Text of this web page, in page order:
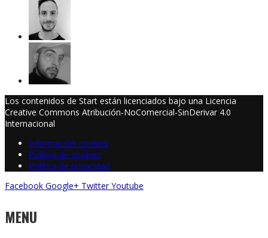
Los contenidos de Start están licenciados bajo una Licencia
Creative Commons Atribución-NoComercial-SinDerivar 4.0
Internacional
Información cookies
Política de cookies
Política de privacidad
Facebook Google+ Twitter Youtube
MENU